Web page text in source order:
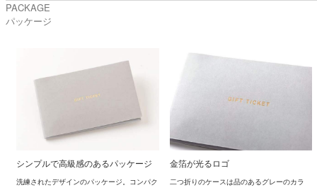
PACKAGE
パッケージ
シンプルで高級感のあるパッケージ
洗練されたデザインのパッケージ。コンパク
金箔が光るロゴ
二つ折りのケースは品のあるグレーのカラ